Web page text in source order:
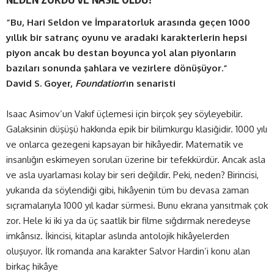
“Bu, Hari Seldon ve İmparatorluk arasında geçen 1000
yıllık bir satranç oyunu ve aradaki karakterlerin hepsi
piyon ancak bu destan boyunca yol alan piyonların
bazıları sonunda şahlara ve vezirlere dönüşüyor.”
David S. Goyer, Foundation’ın senaristi
Isaac Asimov’un Vakıf üçlemesi için birçok şey söyleyebilir.
Galaksinin düşüşü hakkında epik bir bilimkurgu klasiğidir. 1000 yılı
ve onlarca gezegeni kapsayan bir hikâyedir. Matematik ve
insanlığın eskimeyen soruları üzerine bir tefekkürdür. Ancak asla
ve asla uyarlaması kolay bir seri değildir. Peki, neden? Birincisi,
yukarıda da söylendiği gibi, hikâyenin tüm bu devasa zaman
sıçramalarıyla 1000 yıl kadar sürmesi. Bunu ekrana yansıtmak çok
zor. Hele ki iki ya da üç saatlik bir filme sığdırmak neredeyse
imkânsız. İkincisi, kitaplar aslında antolojik hikâyelerden
oluşuyor. İlk romanda ana karakter Salvor Hardin’i konu alan
birkaç hikâye